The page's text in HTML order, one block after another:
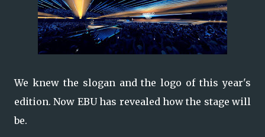
We knew the slogan and the logo of this year's
edition. Now EBU has revealed how the stage will
be.